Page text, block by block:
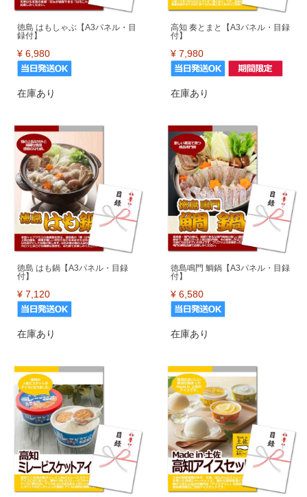
徳島 はもしゃぶ【A3パネル・目
録付】
¥ 6,980
在庫あり
高知 奏とまと【A3パネル・目録
付】
¥ 7,980
在庫あり
徳島 はも鍋【A3パネル・目録
付】
¥ 7,120
在庫あり
徳島鳴門 鯛鍋【A3パネル・目録
付】
¥ 6,580
在庫あり